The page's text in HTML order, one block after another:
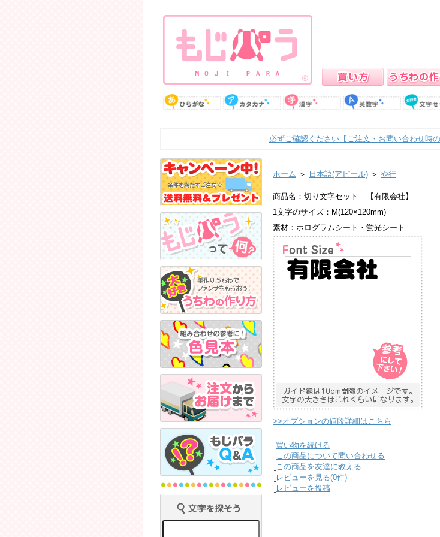
必ずご確認ください【ご注文・お問い合わせ時
ホーム ＞ 日本語(アピール) ＞ や行
商品名：切り文字セット 【有限会社】
1文字のサイズ：M(120×120mm)
素材：ホログラムシート・蛍光シート
>>オプションの値段詳細はこちら
買い物を続ける
この商品について問い合わせる
この商品を友達に教える
レビューを見る(0件)
レビューを投稿